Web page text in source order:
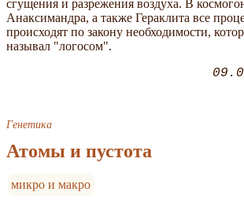
сгущения и разрежения воздуха. В
Анаксимандра, а также Гераклита все
происходят по закону необходимости,
называл "логосом".
Генетика
Атомы и пустота
микро и макро